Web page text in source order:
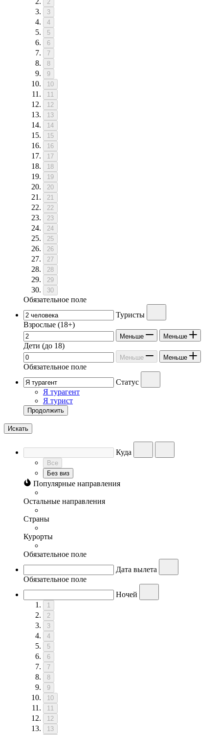
2
3
4
5
6
7
8
9
10
11
12
13
14
15
16
17
18
19
20
21
22
23
24
25
26
27
28
29
30
Обязательное поле
Туристы
Взрослые (18+)
Меньше Меньше
Дети (до 18)
Меньше Меньше
Обязательное поле
Статус
Я турагент
Я турист
Продолжить
Искать
Куда
Все
Без виз
Популярные направления
Остальные направления
Страны
Курорты
Обязательное поле
Дата вылета
Обязательное поле
Ночей
1
2
3
4
5
6
7
8
9
10
11
12
13